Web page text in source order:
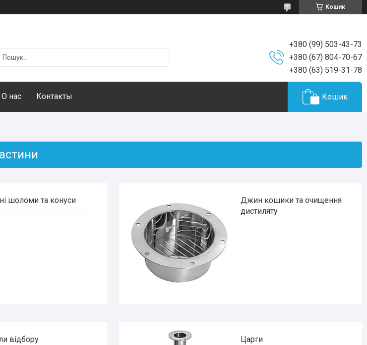
Кошик
+380 (99) 503-43-73
+380 (67) 804-70-67
+380 (63) 519-31-78
О нас Контакты Кошик
шоломи та конуси
Джин кошики та очищення
дистиляту
відбору Царги